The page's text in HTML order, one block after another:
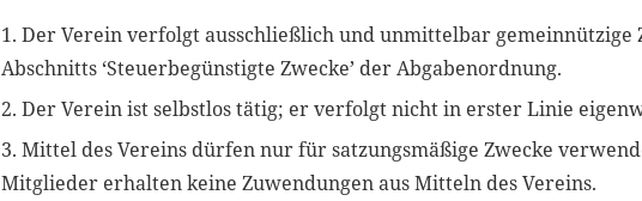
Der Verein verfolgt ausschließlich und unmittelbar gemeinnützige
Abschnitts ‘Steuerbegünstigte Zwecke’ der Abgabenordnung.
Der Verein ist selbstlos tätig; er verfolgt nicht in erster Linie
Mittel des Vereins dürfen nur für satzungsmäßige Zwecke
Mitglieder erhalten keine Zuwendungen aus Mitteln des Vereins.